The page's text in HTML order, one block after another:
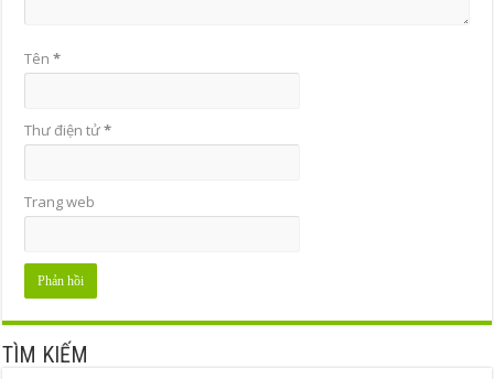
Tên*
Thư điện tử*
Trang web
TÌM KIẾM